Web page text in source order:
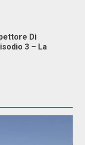
Di
3 – La